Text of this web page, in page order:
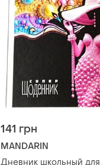
141 грн
MANDARIN
Дневник школьный для